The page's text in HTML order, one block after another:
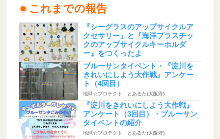
これまでの報告
『シーグラスのアップサイクルア
クセサリー』と『海洋プラスチッ
クのアップサイクルキーホルダ
ー』をつくったよ
地球☆プロテクト とあるた(大阪府)
ブルーサンタイベント・『淀川を
きれいにしよう大作戦』アンケー
ト（4回目）
地球☆プロテクト とあるた(大阪府)
『淀川をきれいにしよう大作戦』
アンケート（3回目）・ブルーサン
タイベントの紹介
地球☆プロテクト とあるた(大阪府)